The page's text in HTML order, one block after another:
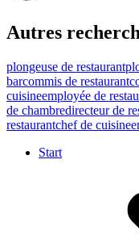
Autres
plongeuse de restaurant
barcommis de restaurant
cuisineemployée de
de chambredirecteur de
restaurantchef de cuisine
Start